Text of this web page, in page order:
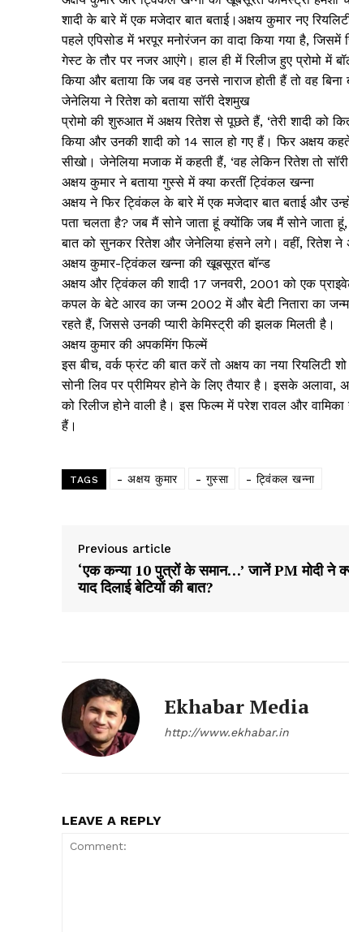
शादी के बारे में एक मजेदार बात बताई।अक्षय कुमार नए
पहले एपिसोड में भरपूर मनोरंजन का वादा किया गया है,
गेस्ट के तौर पर नजर आएंगे। हाल ही में रिलीज हुए प्रोमो में
किया और बताया कि जब वह उनसे नाराज होती हैं तो वह बिना
जेनेलिया ने रितेश को बताया सॉरी देशमुख
प्रोमो की शुरुआत में अक्षय रितेश से पूछते हैं, ‘तेरी शादी को
किया और उनकी शादी को 14 साल हो गए हैं। फिर अक्षय
सीखो। जेनेलिया मजाक में कहती हैं, ‘वह लेकिन रितेश तो
अक्षय कुमार ने बताया गुस्से में क्या करतीं ट्विंकल खन्ना
अक्षय ने फिर ट्विंकल के बारे में एक मजेदार बात बताई और
पता चलता है? जब मैं सोने जाता हूं क्योंकि जब मैं सोने जाता हूं,
बात को सुनकर रितेश और जेनेलिया हंसने लगे। वहीं, रितेश ने
अक्षय कुमार-ट्विंकल खन्ना की खूबसूरत बॉन्ड
अक्षय और ट्विंकल की शादी 17 जनवरी, 2001 को एक
कपल के बेटे आरव का जन्म 2002 में और बेटी नितारा का
रहते हैं, जिससे उनकी प्यारी केमिस्ट्री की झलक मिलती है।
अक्षय कुमार की अपकमिंग फिल्में
इस बीच, वर्क फ्रंट की बात करें तो अक्षय का नया रियलिटी
सोनी लिव पर प्रीमियर होने के लिए तैयार है। इसके अलावा,
को रिलीज होने वाली है। इस फिल्म में परेश रावल और
हैं।
TAGS - अक्षय कुमार - गुस्सा - ट्विंकल खन्ना
Previous article
‘एक कन्या 10 पुत्रों के समान…’ जानें PM मोदी ने
याद दिलाई बेटियों की बात?
Ekhabar Media
http://www.ekhabar.in
LEAVE A REPLY